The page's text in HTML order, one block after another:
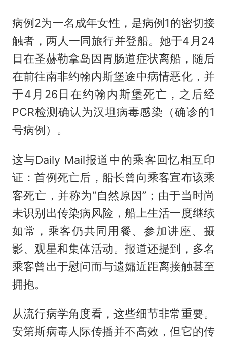
病例2为一名成年女性，是病例1的密切接
触者，两人一同旅行并登船。她于4月24
日在圣赫勒拿岛因胃肠道症状离船，随后
在前往南非约翰内斯堡途中病情恶化，并
于4月26日在约翰内斯堡死亡，之后经
PCR检测确认为汉坦病毒感染（确诊的1
号病例）。
这与Daily Mail报道中的乘客回忆相互印
证：首例死亡后，船长曾向乘客宣布该乘
客死亡，并称为“自然原因”；由于当时尚
未识别出传染病风险，船上生活一度继续
如常，乘客仍共同用餐、参加讲座、摄
影、观星和集体活动。报道还提到，多名
乘客曾出于慰问而与遗孀近距离接触甚至
拥抱。
从流行病学角度看，这些细节非常重要。
安第斯病毒人际传播并不高效，但它的传